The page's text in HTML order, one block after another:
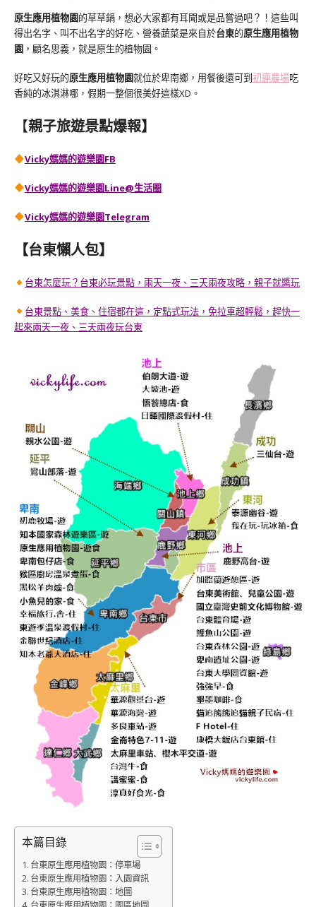
原生應用植物園的草草鍋，想必大家都有耳聞或是品嘗過吧？！這些叫
得出名字、叫不出名字的好吃、營養蔬菜是來自於台東的原生應用植物
園 ，顧名思義，就是原生的植物園。
好吃又好玩的原生應用植物園就位於卑南鄉，用餐後還可到初鹿農場吃
香純的冰淇淋哪，假期一整個很美好這樣XD。
【親子旅遊景點爆報】
Vicky媽媽的遊樂園FB
Vicky媽媽的遊樂園Line@生活圈
Vicky媽媽的遊樂園Telegram
【台東懶人包】
台東怎麼玩？台東必玩景點，兩天一夜、三天兩夜攻略，親子就醬玩
台東景點、美食、住宿都在這，定點式玩法，免拉車超輕鬆，趕快一
起來兩天一夜、三天兩夜玩台東
本篇目錄
台東原生應用植物園：停車場
台東原生應用植物園：入園資訊
台東原生應用植物園：地圖